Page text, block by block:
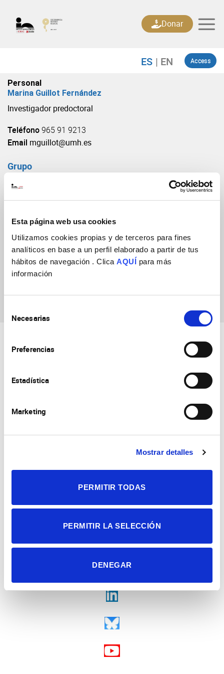
Esta página web usa cookies
Utilizamos cookies propias y de terceros para fines
analíticos en base a un perfil elaborado a partir de tus
hábitos de navegación . Clica AQUÍ para más
información
Necesarias
Preferencias
Estadística
Marketing
Mostrar detalles
PERMITIR TODAS
PERMITIR LA SELECCIÓN
DENEGAR
content
Access
Donar
Personal
Marina Guillot Fernández
Investigador predoctoral
Teléfono965 91 9213
Email mguillot@umh.es
Grupo
Plasticidad Celular y Neuropatología
(URL: https://in.umh-csic.es/grupo3903)
Tel. + 34 965 23 37 00
Fax + 34 965 91 95 61